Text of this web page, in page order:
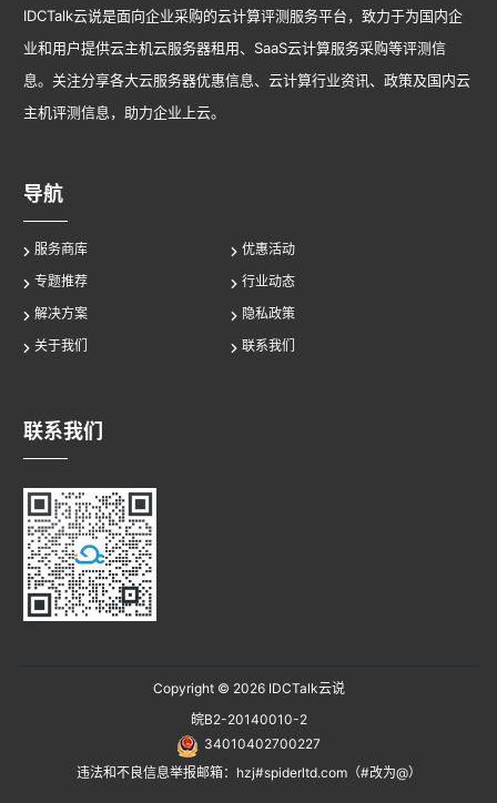
IDCTalk云说是面向企业采购的云计算评测服务平台，致力于为国内企
业和用户提供云主机云服务器租用、SaaS云计算服务采购等评测信
息。关注分享各大云服务器优惠信息、云计算行业资讯、政策及国内云
主机评测信息，助力企业上云。
导航
服务商库
优惠活动
专题推荐
行业动态
解决方案
隐私政策
关于我们
联系我们
联系我们
Copyright © 2026IDCTalk云说
皖B2-20140010-2
34010402700227
违法和不良信息举报邮箱：hzj#spiderltd.com（#改为@）